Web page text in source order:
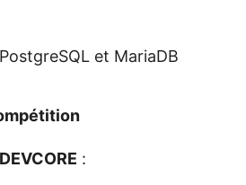
et MariaDB
DEVCORE :